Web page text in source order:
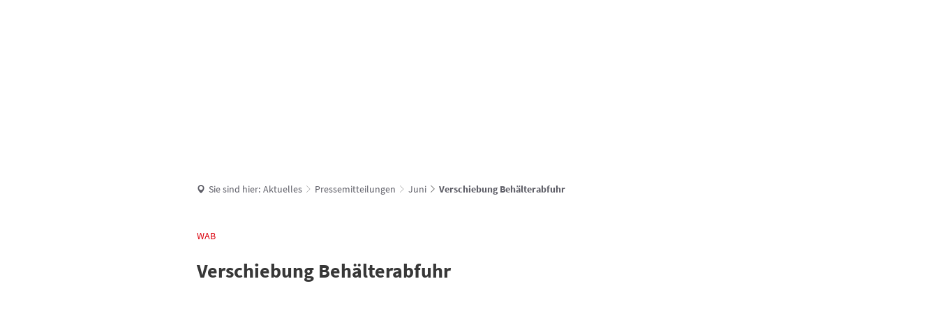
Sie sind hier: Aktuelles Pressemitteilungen Juni Verschiebung Behälterabfuhr
WAB
Verschiebung Behälterabfuhr